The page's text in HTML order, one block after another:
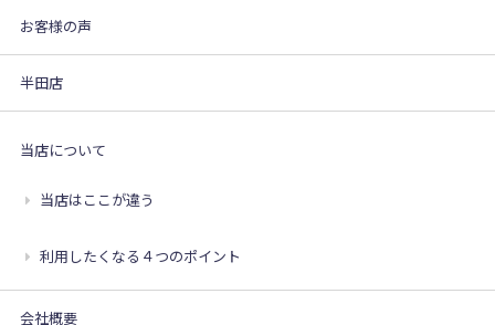
お客様の声
半田店
当店について
当店はここが違う
利用したくなる４つのポイント
会社概要